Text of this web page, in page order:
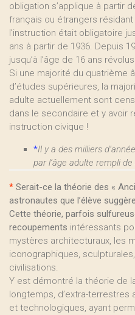
obligation s’applique à partir
français ou étrangers résidant
l’instruction était obligatoire
ans à partir de 1936. Depuis
jusqu’à l’âge de 16 ans révolus.
Si une majorité du quatrième
d’études supérieures, la
adulte actuellement sont
dans le secondaire et y avoir
instruction civique !
*Il y a des milliers
par l’âge adulte rempli
* Serait-ce la théorie des «
astronautes que l’élève
Cette théorie, parfois
recoupements intéressants
mystères architecturaux, les
iconographiques,
civilisations.
Y est démontré la théorie de
longtemps, d’extra-terrestres
et technologiques, ayant